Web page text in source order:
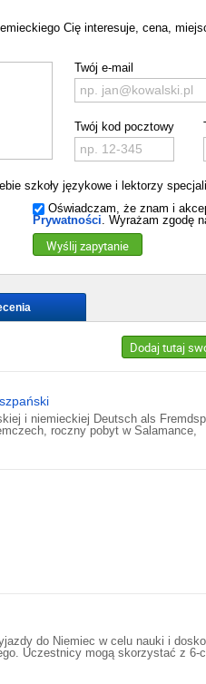
Cię interesuje, cena,
Twój e-mail
Twój kod pocztowy
szkoły językowe i lektorzy
Oświadczam, że znam i
Prywatności. Wyrażam zgodę
Wyślij zapytanie
Dodaj tutaj
i niemieckiej Deutsch als
roczny pobyt w Salamance,
do Niemiec w celu nauki i
Uczestnicy mogą skorzystać z 6-